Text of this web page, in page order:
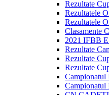
Rezultate
Rezultatele
Rezultatele
Clasamente
2021 IFBB
Rezultate
Rezultate
Rezultate
Campionatul
Campionatul